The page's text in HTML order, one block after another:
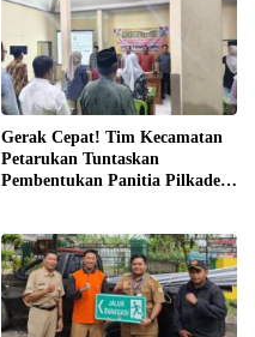
Gerak Cepat! Tim Kecamatan
Petarukan Tuntaskan
Pembentukan Panitia Pilkades